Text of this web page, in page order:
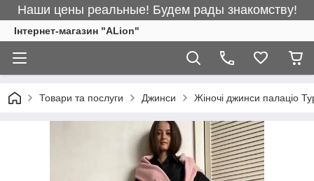
Наши цены реальные! Будем рады знакомству!
Інтернет-магазин "ALіon"
Товари та послуги Джинси Жіночі джинси палаціо